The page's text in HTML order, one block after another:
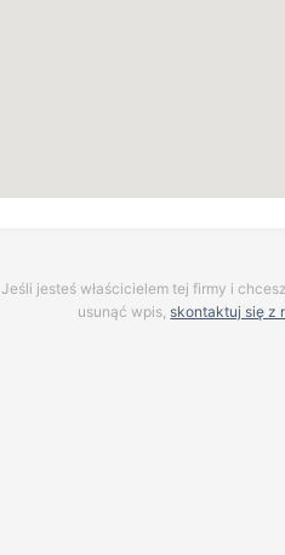
Jeśli jesteś właścicielem tej firmy i
usunąć wpis, skontaktuj się z